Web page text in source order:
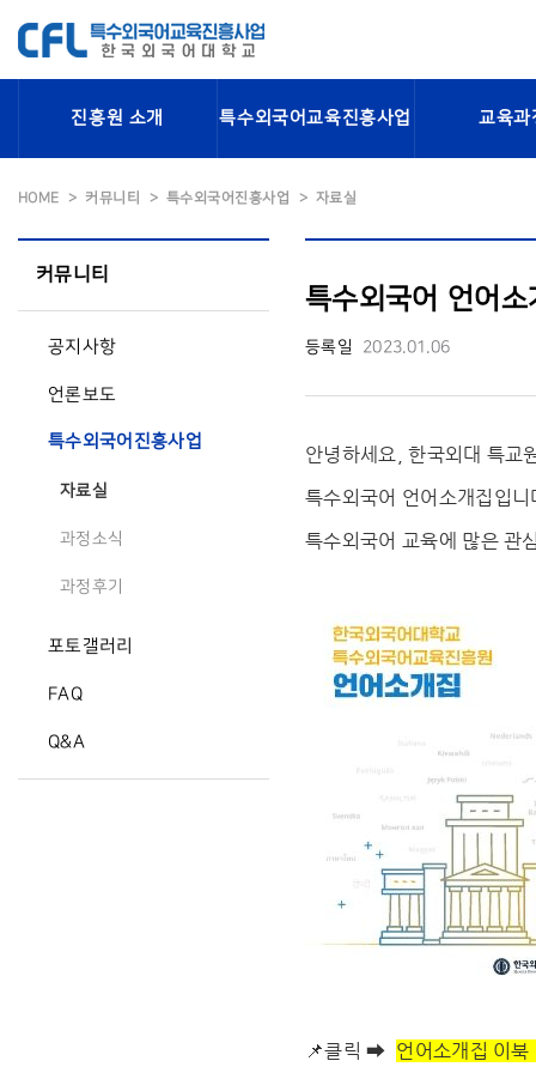
진흥원 소개 특수외국어교육진흥사업 교육과
HOME 커뮤니티 특수외국어진흥사업 자료실
커뮤니티
공지사항
언론보도
특수외국어진흥사업
자료실
과정소식
과정후기
포토갤러리
FAQ
Q&A
특수외국어 언어소
등록일 2023.01.06
안녕하세요, 한국외대 특교
특수외국어 언어소개집입
특수외국어 교육에 많은 관
📌클릭 ➡ 언어소개집 이북